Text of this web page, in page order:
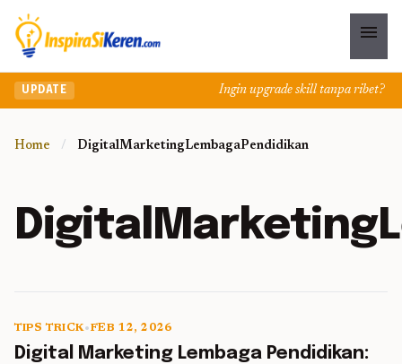
menu
UPDATE Ingin upgrade skill tanpa ribet?
Home / DigitalMarketingLembagaPendidikan
5 min read
TIPS TRICK•FEB 12, 2026
Digital Marketing Lembaga Pendidikan: